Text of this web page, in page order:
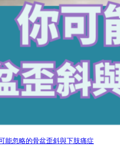
能忽略的骨盆歪斜與下肢痛症